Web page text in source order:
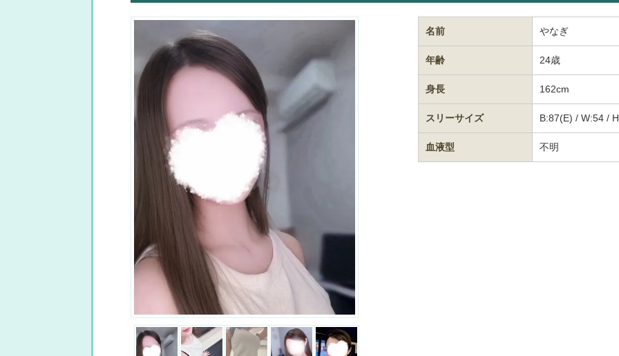
名前 やなぎ
年齢 24歳
身長 162cm
スリーサイズ B:87(E) / W:54 /
血液型 不明